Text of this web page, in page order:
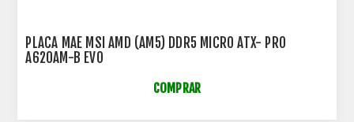
PLACA MAE MSI AMD (AM5) DDR5 MICRO ATX- PRO
A620AM-B EVO
COMPRAR